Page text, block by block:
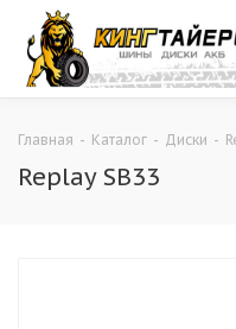
Главная - Каталог - Диски -
Replay SB33